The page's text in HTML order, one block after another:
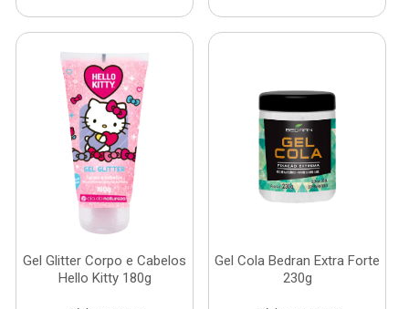
Gel Glitter Corpo e Cabelos
Hello Kitty 180g
Gel Cola Bedran Extra Forte
230g